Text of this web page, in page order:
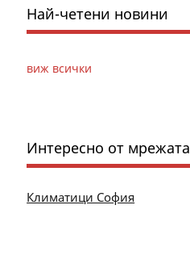
Най-четени новини
виж всички
Интересно от мрежата
Климатици София